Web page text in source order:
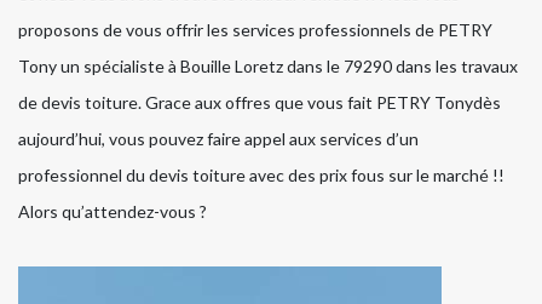
proposons de vous offrir les services professionnels de PETRY
Tony un spécialiste à Bouille Loretz dans le 79290 dans les travaux
de devis toiture. Grace aux offres que vous fait PETRY Tonydès
aujourd’hui, vous pouvez faire appel aux services d’un
professionnel du devis toiture avec des prix fous sur le marché !!
Alors qu’attendez-vous ?